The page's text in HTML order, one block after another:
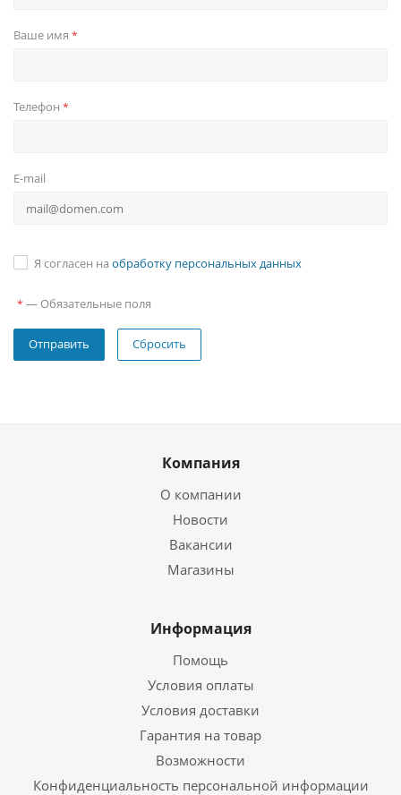
Ваше имя *
Телефон *
E-mail
Я согласен на обработку персональных данных
* — Обязательные поля
Сбросить
Компания
О компании
Новости
Вакансии
Магазины
Информация
Помощь
Условия оплаты
Условия доставки
Гарантия на товар
Возможности
Конфиденциальность персональной информации